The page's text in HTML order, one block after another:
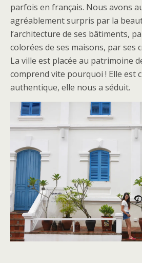
parfois en français. Nous avons
agréablement surpris par la
l’architecture de ses bâtiments,
colorées de ses maisons, par ses
La ville est placée au patrimoine
comprend vite pourquoi ! Elle est
authentique, elle nous a séduit.